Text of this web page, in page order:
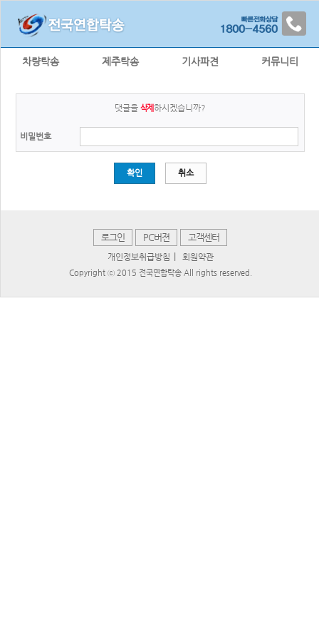
차량탁송 제주탁송 기사파견 커뮤니티
댓글을삭제 하시겠습니까?
비밀번호
확인 취소
로그인 PC버젼 고객센터
개인정보취급방침 회원약관
Copyright ⓒ 2015 전국연합탁송 All rights reserved.